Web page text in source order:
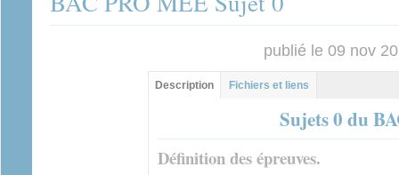
publié le 09 nov
Groupe principal
Description (onglet
actif)
Fichiers et liens
Sujets 0 du
Définition des épreuves.